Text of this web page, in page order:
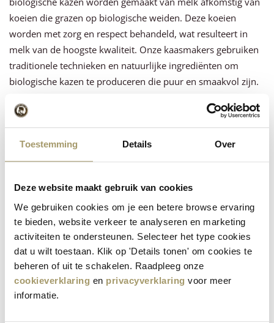
Toestemming Details Over
Deze website maakt gebruik van cookies
We gebruiken cookies om je een betere browse ervaring
te bieden, website verkeer te analyseren en marketing
activiteiten te ondersteunen. Selecteer het type cookies
dat u wilt toestaan. Klik op 'Details tonen' om cookies te
beheren of uit te schakelen. Raadpleeg onze
cookieverklaring en privacyverklaring voor meer
informatie.
koeien die grazen op biologische weiden. Deze koeien
worden met zorg en respect behandeld, wat resulteert in
melk van de hoogste kwaliteit. Onze kaasmakers gebruiken
traditionele technieken en natuurlijke ingrediënten om
biologische kazen te produceren die puur en smaakvol zijn.
Een wereld van biologische smaken
Goudse kaasen geitenkaastot kruidige en romige kazen.
smaken die onze biologische kazen te bieden hebben. Elke
Verantwoord produceren met respect
voor mens, dier en natuur
Bij Henri Willig produceren we onze biologische kazen met
respect voor mens, dier en natuur. Binnen onze biologische
bedrijfsvoering werken we continu aan het verantwoord